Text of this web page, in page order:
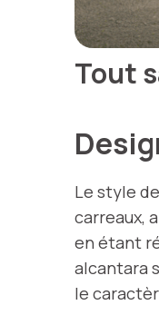
Tout
Le style
carreaux,
en étant
alcantara
le